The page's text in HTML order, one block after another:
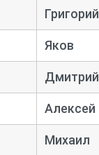
Григорий
Яков
Дмитрий
Алексей
Михаил